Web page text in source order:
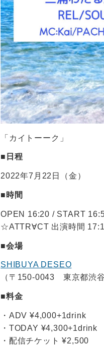
「カイトーーク」
■日程
2022年7月22日（金）
■時間
OPEN 16:20 / START
☆ATTR∀CT 出演時間
■会場
SHIBUYA DESEO
（〒150-0043 東京都渋
■料金
・ADV ¥4,000+1drink
・TODAY ¥4,300+1drink
・配信チケット ¥2,500